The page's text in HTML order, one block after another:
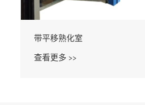
带平移熟化室
查看更多 >>